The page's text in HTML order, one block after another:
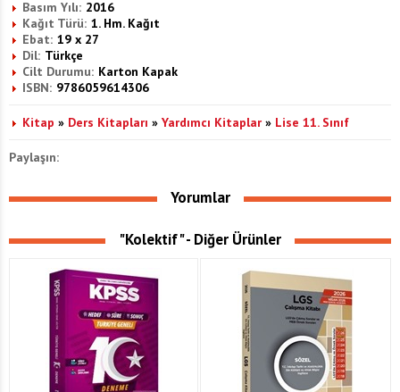
Basım Yılı: 2016
Kağıt Türü: 1. Hm. Kağıt
Ebat: 19 x 27
Dil: Türkçe
Cilt Durumu: Karton Kapak
ISBN: 9786059614306
Kitap » Ders Kitapları » Yardımcı Kitaplar » Lise 11. Sınıf
Paylaşın:
Yorumlar
"Kolektif" - Diğer Ürünler